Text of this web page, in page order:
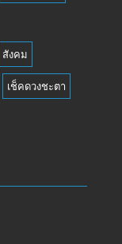
สังคม
เช็คดวงชะตา